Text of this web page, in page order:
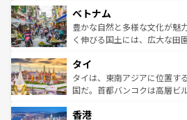
参照してほしい。
容にもいいと評判のスイーツ
が味わえる。 なお、新着
照してほしい。
き、地方に足を延ばせば四季
できる。そして、キムチや焼
まで、さまざまな韓国料理が
リティに包まれながら、韓国
わってみてほし
覧を参照してほしい。
ベトナム
豊かな自然と多様な文化が魅
く伸びる国土には、広大な田
急速な発展と共に伝統が息づ
ーチミン市のフランス統治時
醸し出している。また、バラ
とつ。フォーやバインミー、
タイ
タイは、東南アジアに位置す
国だ。首都バンコクは高層ビ
の活気が交差している。北部
香港